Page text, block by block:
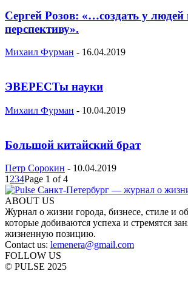
Сергей Розов: «…создать у
перспективу».
Михаил Фурман - 16.04.2019
ЭВЕРЕСТы науки
Михаил Фурман - 10.04.2019
Большой китайский брат
Петр Сорокин - 10.04.2019
1 234Page 1 of 4
ABOUT US
Журнал о жизни города, бизнесе, стиле и
которые добиваются успеха и стремятся
жизненную позицию.
Contact us: lemenera@gmail.com
FOLLOW US
© PULSE 2025